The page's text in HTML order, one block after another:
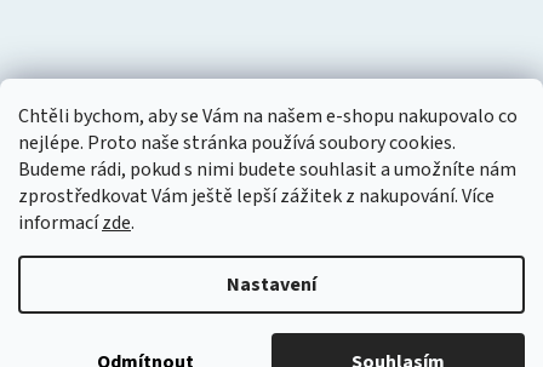
Chtěli bychom, aby se Vám na našem e-shopu nakupovalo co
nejlépe. Proto naše stránka používá soubory cookies.
Budeme rádi, pokud s nimi budete souhlasit a umožníte nám
zprostředkovat Vám ještě lepší zážitek z nakupování.Více
informacízde.
Nastavení
Vytvořil Shoptet
Tlakový vzduch. Všechna práva vyhrazena.